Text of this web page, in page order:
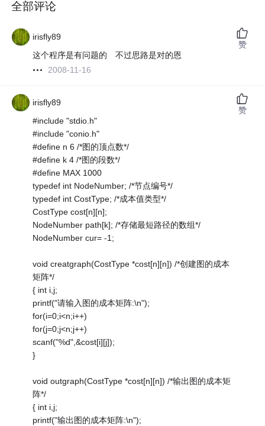
全部评论
irisfly89
这个程序是有问题的 不过思路是对的恩
2008-11-16
赞
irisfly89
#include "stdio.h"
#include "conio.h"
#define n 6 /*图的顶点数*/
#define k 4 /*图的段数*/
#define MAX 1000
typedef int NodeNumber; /*节点编号*/
typedef int CostType; /*成本值类型*/
CostType cost[n][n];
NodeNumber path[k]; /*存储最短路径的数组*/
NodeNumber cur= -1;
void creatgraph(CostType *cost[n][n]) /*创建图的成本
矩阵*/
{ int i,j;
printf("请输入图的成本矩阵:\n");
for(i=0;i<n;i++)
for(j=0;j<n;j++)
scanf("%d",&cost[i][j]);
}
void outgraph(CostType *cost[n][n]) /*输出图的成本矩
阵*/
{ int i,j;
printf("输出图的成本矩阵:\n");
赞